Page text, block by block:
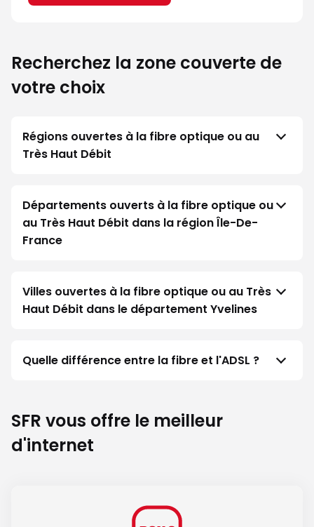
Recherchez la zone couverte de
votre choix
Régions ouvertes à la fibre optique ou au
Très Haut Débit
Départements ouverts à la fibre optique ou
au Très Haut Débit dans la région Île-De-
France
Villes ouvertes à la fibre optique ou au Très
Haut Débit dans le département Yvelines
Quelle différence entre la fibre et l'ADSL ?
SFR vous offre le meilleur
d'internet